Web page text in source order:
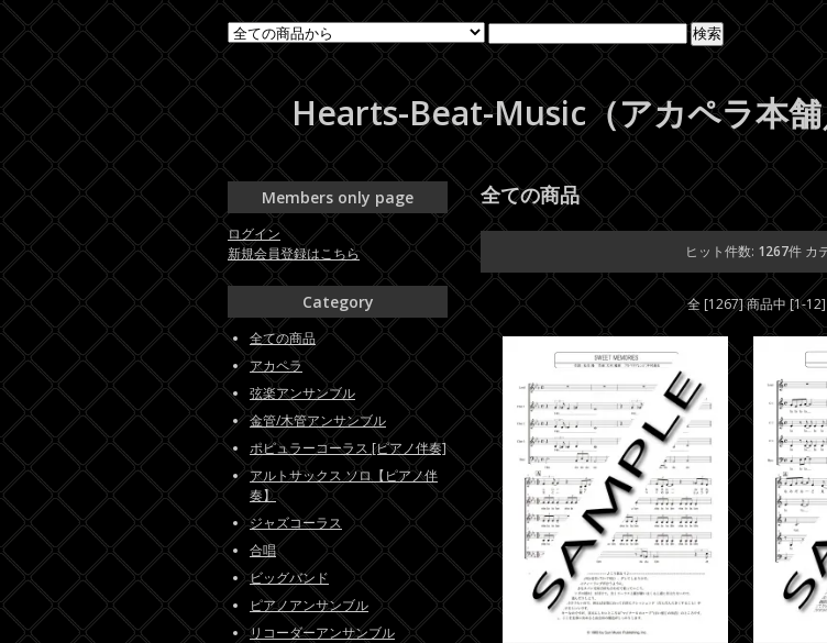
Hearts-Beat-Music（アカペラ本舗
全ての商品
ヒット件数: 1267件 カ
全 [1267] 商品中 [1-
Members only page
ログイン
新規会員登録はこちら
Category
全ての商品
アカペラ
弦楽アンサンブル
金管/木管アンサンブル
ポピュラーコーラス [ピアノ伴奏]
アルトサックス ソロ【ピアノ伴
奏】
ジャズコーラス
合唱
ビッグバンド
ピアノアンサンブル
リコーダーアンサンブル